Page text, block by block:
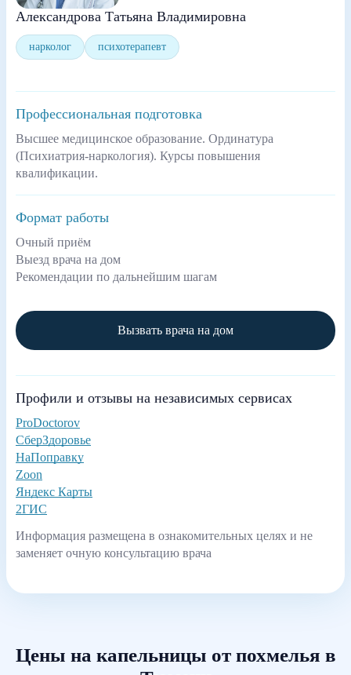
Александрова Татьяна Владимировна
нарколог психотерапевт
Профессиональная подготовка
Высшее медицинское образование. Ординатура
(Психиатрия-наркология). Курсы повышения
квалификации.
Формат работы
Очный приём
Выезд врача на дом
Рекомендации по дальнейшим шагам
Вызвать врача на дом
Профили и отзывы на независимых сервисах
ProDoctorov
СберЗдоровье
НаПоправку
Zoon
Яндекс Карты
2ГИС
Информация размещена в ознакомительных целях и не
заменяет очную консультацию врача
Цены на капельницы от похмелья в